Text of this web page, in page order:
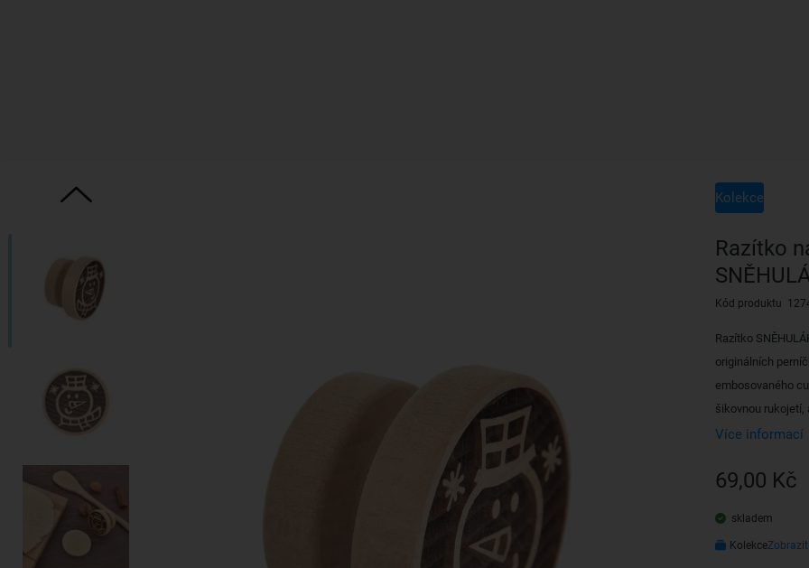
Kolekce
Razítko
Kód produktu
Razítko
originálních
embosovaného
šikovnou rukojetí,
Více informací
69,00 Kč
skladem
Kolekce